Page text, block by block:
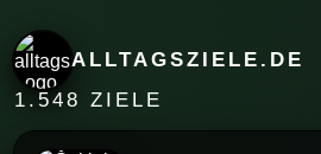
ALLTAGSZIELE.DE
1.548 ZIELE